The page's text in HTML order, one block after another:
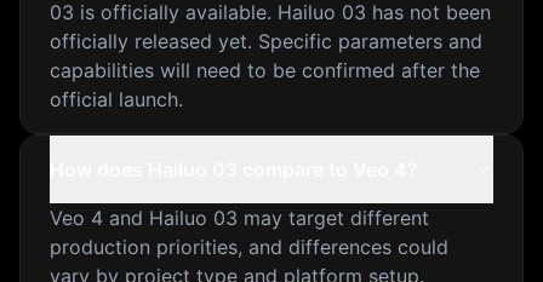
03 is officially available. Hailuo 03 has not been
officially released yet. Specific parameters and
capabilities will need to be confirmed after the
official launch.
Veo 4 and Hailuo 03 may target different
production priorities, and differences could
vary by project type and platform setup.